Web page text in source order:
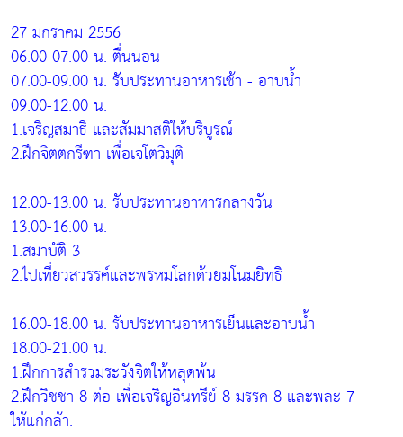
27 มกราคม 2556
06.00-07.00 น. ตื่นนอน
07.00-09.00 น. รับประทานอาหารเช้า - อาบน้ำ
09.00-12.00 น.
1.เจริญสมาธิ และสัมมาสติให้บริบูรณ์
2.ฝึกจิตตกรีฑา เพื่อเจโตวิมุติ
12.00-13.00 น. รับประทานอาหารกลางวัน
13.00-16.00 น.
1.สมาบัติ 3
2.ไปเที่ยวสวรรค์และพรหมโลกด้วยมโนมยิทธิ
16.00-18.00 น. รับประทานอาหารเย็นและอาบน้ำ
18.00-21.00 น.
1.ฝึกการสำรวมระวังจิตให้หลุดพ้น
2.ฝึกวิชชา 8 ต่อ เพื่อเจริญอินทรีย์ 8 มรรค 8 และพละ 7
ให้แก่กล้า.